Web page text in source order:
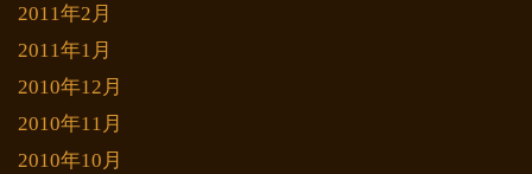
2011年2月
2011年1月
2010年12月
2010年11月
2010年10月